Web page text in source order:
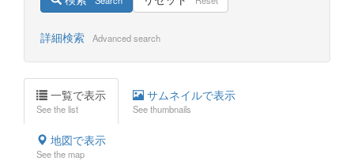
詳細検索 Advanced search
一覧で表示
See the list
サムネイルで表示
See thumbnails
地図で表示
See the map